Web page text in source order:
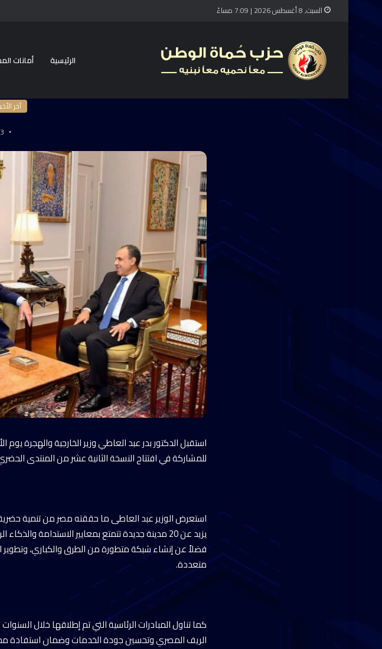
السبت, 8 أغسطس 2026 | 7:09 مساءً
الرئيسية أمانات
آخر
للمشاركة في افتتاح النسخة الثانية عشر من المنتدى الحضري العالمي
استعرض الوزير عبد العاطى ما حققته مصر من تنمية
يزيد عن 20 مدينة جديدة تتمتع بمعايير الاستدامة
فضلاً عن إنشاء شبكة متطورة من الطرق والكباري، وتطوير
متعددة.
كما تناول المبادرات الرئاسية التي تم إطلاقها خلال
الريف المصري وتحسين جودة الخدمات وضمان استفادة